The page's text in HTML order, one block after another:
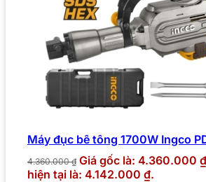
Máy đục bê tông 1700W Ingco
4.360.000₫ Giá gốc là: 4.360.000
hiện tại là: 4.142.000 ₫.